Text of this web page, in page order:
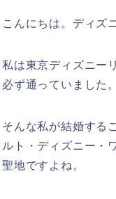
こんにちは。ディズ
私は東京ディズニー
必ず通っていました。
そんな私が結婚する
ルト・ディズニー・
聖地ですよね。